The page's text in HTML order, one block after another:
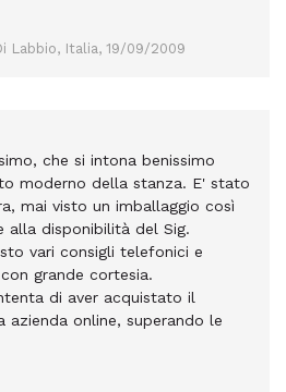
Labbio, Italia, 19/09/2009
che si intona benissimo
moderno della stanza. E' stato
mai visto un imballaggio così
alla disponibilità del Sig.
vari consigli telefonici e
grande cortesia.
di aver acquistato il
azienda online, superando le